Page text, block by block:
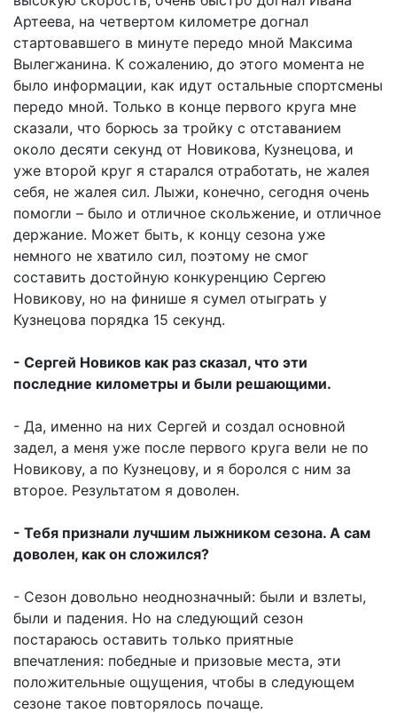
Артеева, на четвертом километре догнал
стартовавшего в минуте передо мной Максима
Вылегжанина. К сожалению, до этого момента не
было информации, как идут остальные спортсмены
передо мной. Только в конце первого круга мне
сказали, что борюсь за тройку с отставанием
около десяти секунд от Новикова, Кузнецова, и
уже второй круг я старался отработать, не жалея
себя, не жалея сил. Лыжи, конечно, сегодня очень
помогли – было и отличное скольжение, и отличное
держание. Может быть, к концу сезона уже
немного не хватило сил, поэтому не смог
составить достойную конкуренцию Сергею
Новикову, но на финише я сумел отыграть у
Кузнецова порядка 15 секунд.
- Сергей Новиков как раз сказал, что эти
последние километры и были решающими.
- Да, именно на них Сергей и создал основной
задел, а меня уже после первого круга вели не по
Новикову, а по Кузнецову, и я боролся с ним за
второе. Результатом я доволен.
- Тебя признали лучшим лыжником сезона. А сам
доволен, как он сложился?
- Сезон довольно неоднозначный: были и взлеты,
были и падения. Но на следующий сезон
постараюсь оставить только приятные
впечатления: победные и призовые места, эти
положительные ощущения, чтобы в следующем
сезоне такое повторялось почаще.